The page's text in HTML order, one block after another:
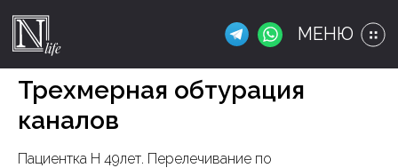
МЕНЮ
Трехмерная обтурация
каналов
Пациентка Н 49лет. Перелечивание по